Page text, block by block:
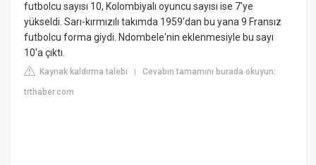
futbolcu sayısı 10, Kolombiyalı oyuncu sayısı ise 7'ye
yükseldi. Sarı-kırmızılı takımda 1959'dan bu yana 9 Fransız
futbolcu forma giydi. Ndombele'nin eklenmesiyle bu sayı
10'a çıktı.
Kaynak kaldırma talebi |Cevabın tamamını burada okuyun:
trthaber.com